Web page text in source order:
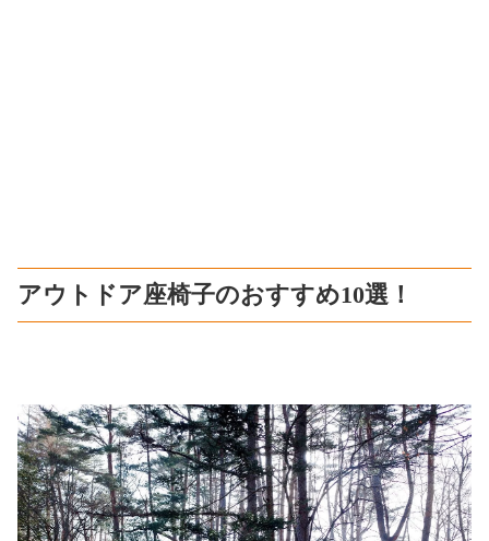
アウトドア座椅子のおすすめ10選！